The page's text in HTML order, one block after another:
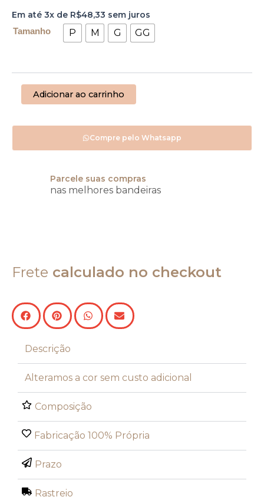
Em até 3x de R$48,33 sem juros
Tamanho P M G GG
Vestido
ZigZag
Vermelho
Adicionar ao carrinho
Compre pelo Whatsapp
Parcele suas compras
nas melhores bandeiras
Frete calculado no checkout
Descrição
Alteramos a cor sem custo adicional
Composição
Fabricação 100% Própria
Prazo
Rastreio